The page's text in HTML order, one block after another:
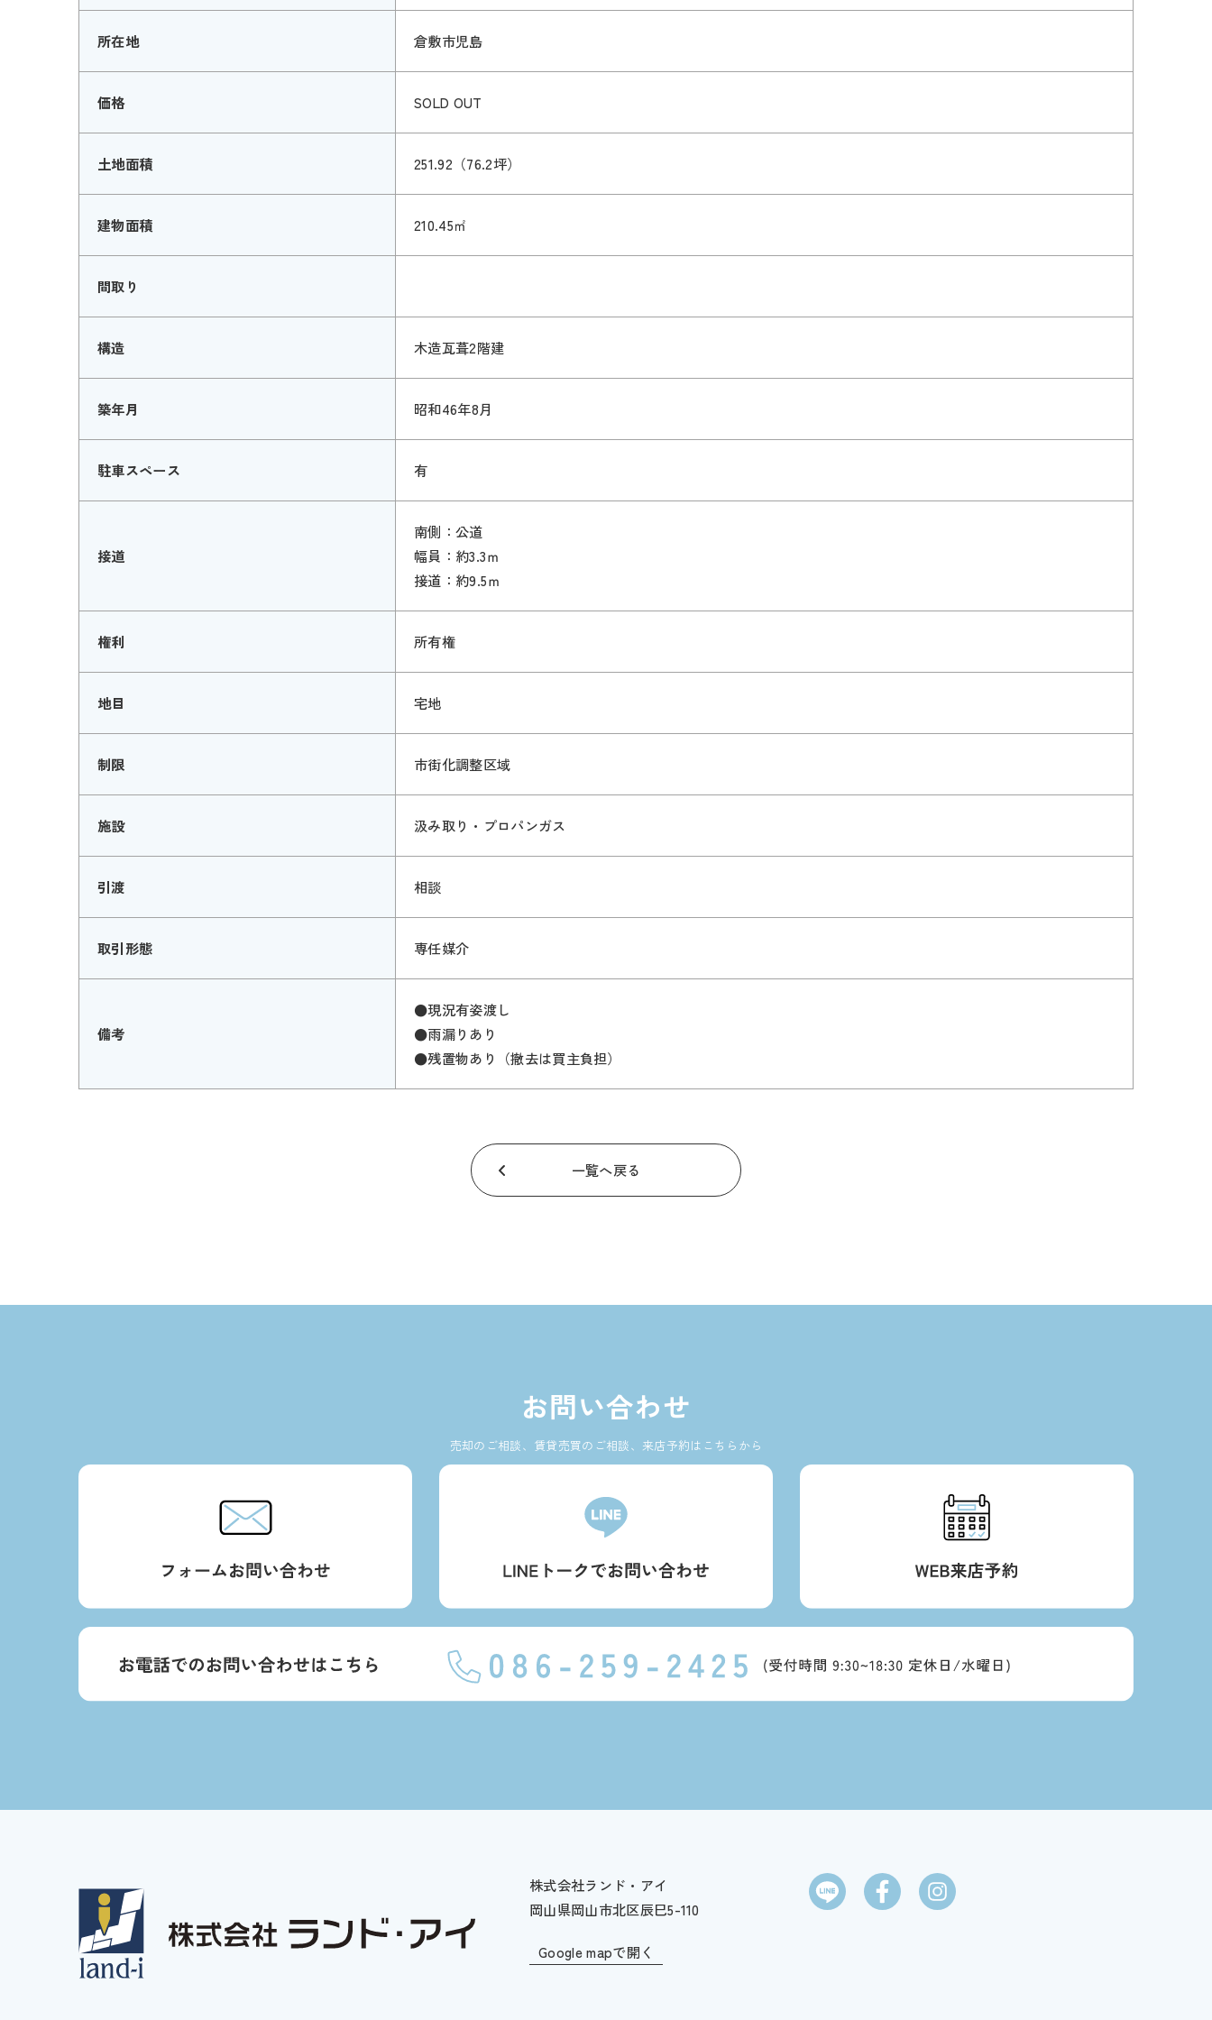
所在地 倉敷市児島
価格 SOLD OUT
土地面積 251.92（76.2坪）
建物面積 210.45㎡
間取り
構造 木造瓦葺2階建
築年月 昭和46年8月
駐車スペース 有
接道
南側：公道
幅員：約3.3ｍ
接道：約9.5ｍ
権利 所有権
地目 宅地
制限 市街化調整区域
施設 汲み取り・プロパンガス
引渡 相談
取引形態 専任媒介
備考
●現況有姿渡し
●雨漏りあり
●残置物あり（撤去は買主負担）
一覧へ戻る
お問い合わせ
売却のご相談、賃貸売買のご相談、来店予約はこちらから
株式会社ランド・アイ
岡山県岡山市北区辰巳5-110
Google mapで開く